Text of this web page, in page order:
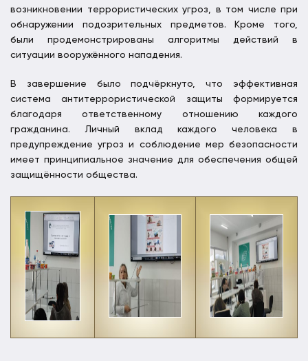
возникновении террористических угроз, в том числе при
обнаружении подозрительных предметов. Кроме того,
были продемонстрированы алгоритмы действий в
ситуации вооружённого нападения.
В завершение было подчёркнуто, что эффективная
система антитеррористической защиты формируется
благодаря ответственному отношению каждого
гражданина. Личный вклад каждого человека в
предупреждение угроз и соблюдение мер безопасности
имеет принципиальное значение для обеспечения общей
защищённости общества.